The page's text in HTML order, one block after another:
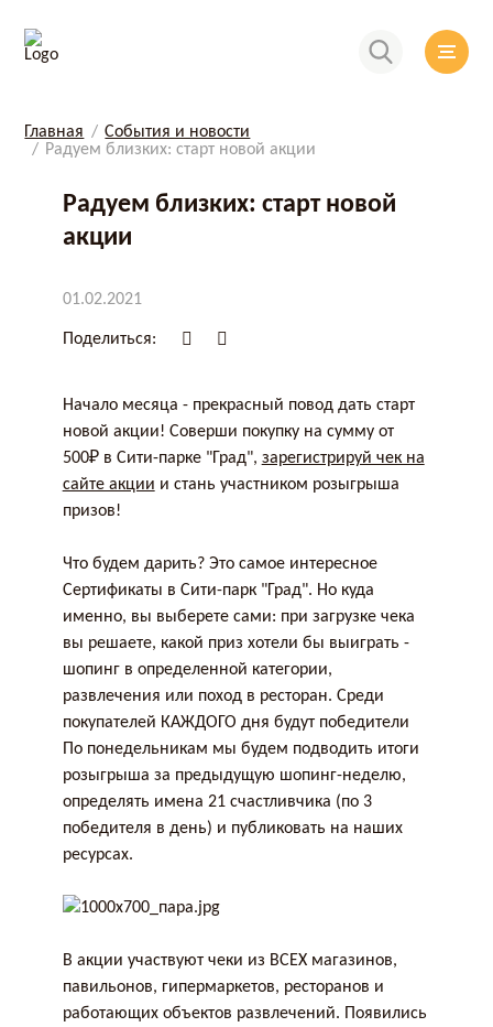
Главная
События и новости
Радуем близких: старт новой акции
Радуем близких: старт новой
акции
01.02.2021
Поделиться:
Начало месяца - прекрасный повод дать старт
новой акции! Соверши покупку на сумму от
500₽ в Сити-парке "Град", зарегистрируй чек на
сайте акции и стань участником розыгрыша
призов!
Что будем дарить? Это самое интересное
Сертификаты в Сити-парк "Град". Но куда
именно, вы выберете сами: при загрузке чека
вы решаете, какой приз хотели бы выиграть -
шопинг в определенной категории,
развлечения или поход в ресторан. Среди
покупателей КАЖДОГО дня будут победители
По понедельникам мы будем подводить итоги
розыгрыша за предыдущую шопинг-неделю,
определять имена 21 счастливчика (по 3
победителя в день) и публиковать на наших
ресурсах.
В акции участвуют чеки из ВСЕХ магазинов,
павильонов, гипермаркетов, ресторанов и
работающих объектов развлечений. Появились